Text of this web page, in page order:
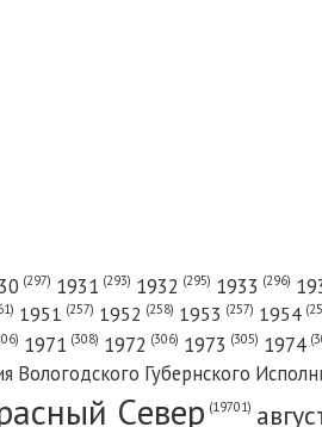
(297) 1931 (293) 1932 (295) 1933 (296)
1951 (257) 1952 (258) 1953 (257) 1954
1971 (308) 1972 (306) 1973 (305) 1974
Вологодского Губернского
Cевер (19701)